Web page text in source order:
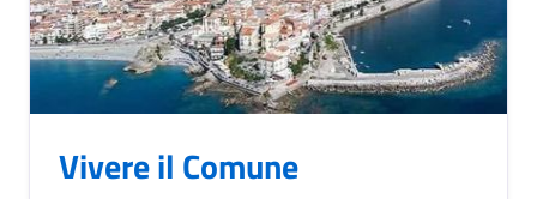
Vivere il Comune